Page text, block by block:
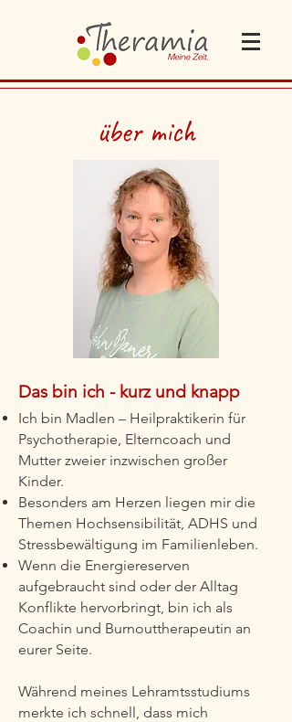
über mich
Das bin ich - kurz und knapp
Ich bin Madlen – Heilpraktikerin für
Psychotherapie, Elterncoach und
Mutter zweier inzwischen großer
Kinder.
Besonders am Herzen liegen mir die
Themen Hochsensibilität, ADHS und
Stressbewältigung im Familienleben.
Wenn die Energiereserven
aufgebraucht sind oder der Alltag
Konflikte hervorbringt, bin ich als
Coachin und Burnouttherapeutin an
eurer Seite.
Während meines Lehramtsstudiums
merkte ich schnell, dass mich